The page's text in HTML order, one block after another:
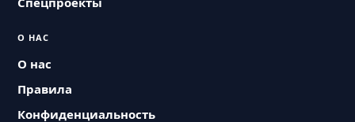
О НАС
О нас
Правила
Конфиденциальность